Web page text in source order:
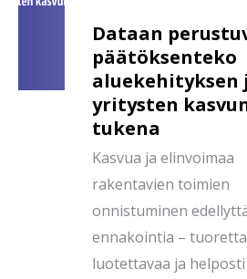
Dataan
päätöksenteko
aluekehityksen
yritysten
tukena
Kasvua ja elinvoimaa
rakentavien toimien
onnistuminen
ennakointia –
luotettavaa ja helposti